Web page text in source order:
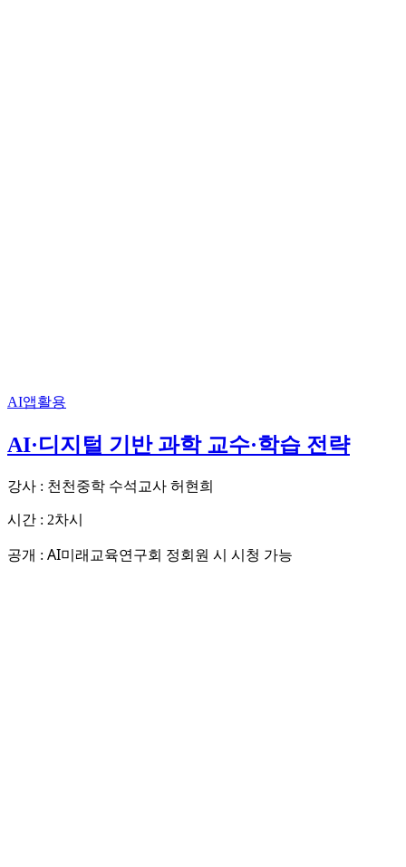
AI앱활용
AI·디지털 기반 과학 교수·학습 전략
강사 : 천천중학 수석교사 허현희
시간 : 2차시
공개 : AI미래교육연구회 정회원 시 시청 가능